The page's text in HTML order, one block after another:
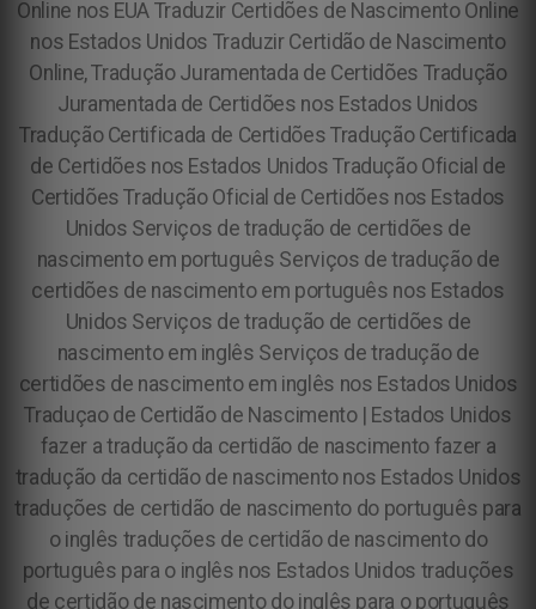
Online nos EUA Traduzir Certidões de Nascimento Online
nos Estados Unidos Traduzir Certidão de Nascimento
Online, Tradução Juramentada de Certidões Tradução
Juramentada de Certidões nos Estados Unidos
Tradução Certificada de Certidões Tradução Certificada
de Certidões nos Estados Unidos Tradução Oficial de
Certidões Tradução Oficial de Certidões nos Estados
Unidos Serviços de tradução de certidões de
nascimento em português Serviços de tradução de
certidões de nascimento em português nos Estados
Unidos Serviços de tradução de certidões de
nascimento em inglês Serviços de tradução de
certidões de nascimento em inglês nos Estados Unidos
Traduçao de Certidão de Nascimento | Estados Unidos
fazer a tradução da certidão de nascimento fazer a
tradução da certidão de nascimento nos Estados Unidos
traduções de certidão de nascimento do português para
o inglês traduções de certidão de nascimento do
português para o inglês nos Estados Unidos traduções
de certidão de nascimento do inglês para o português